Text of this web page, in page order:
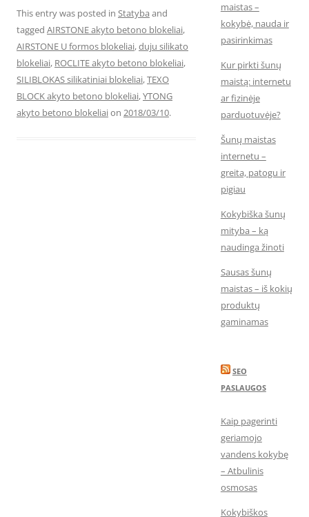
This entry was posted in Statyba and
tagged AIRSTONE akyto betono blokeliai,
AIRSTONE U formos blokeliai,duju silikato
blokeliai, ROCLITE akyto betono blokeliai,
SILIBLOKAS silikatiniai blokeliai,TEXO
BLOCK akyto betono blokeliai,YTONG
akyto betono blokeliaion 2018/03/10.
maistas –
kokybė, nauda ir
pasirinkimas
Kur pirkti šunų
maistą: internetu
ar fizinėje
parduotuvėje?
Šunų maistas
internetu –
greita, patogu ir
pigiau
Kokybiška šunų
mityba – ką
naudinga žinoti
Sausas šunų
maistas – iš kokių
produktų
gaminamas
SEO
PASLAUGOS
Kaip pagerinti
geriamojo
vandens kokybę
– Atbulinis
osmosas
Kokybiškos